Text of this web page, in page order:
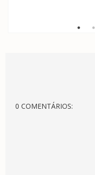
0 COMENTÁRIOS: